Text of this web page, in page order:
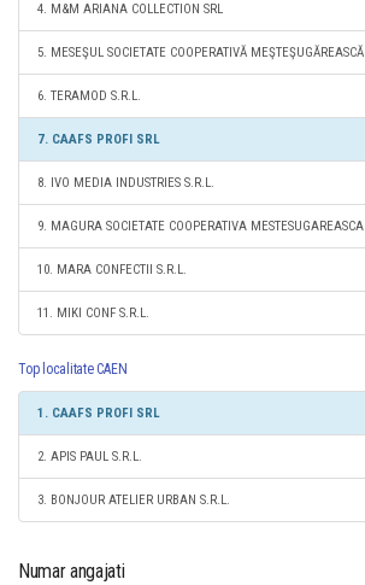
4. M&M ARIANA COLLECTION SRL
5. MESEŞUL SOCIETATE COOPERATIVĂ MEŞTEŞUGĂREASCĂ
6. TERAMOD S.R.L.
7. CAAFS PROFI SRL
8. IVO MEDIA INDUSTRIES S.R.L.
9. MAGURA SOCIETATE COOPERATIVA MESTESUGAREASCA
10. MARA CONFECTII S.R.L.
11. MIKI CONF S.R.L.
Top localitate CAEN
1. CAAFS PROFI SRL
2. APIS PAUL S.R.L.
3. BONJOUR ATELIER URBAN S.R.L.
Numar angajati